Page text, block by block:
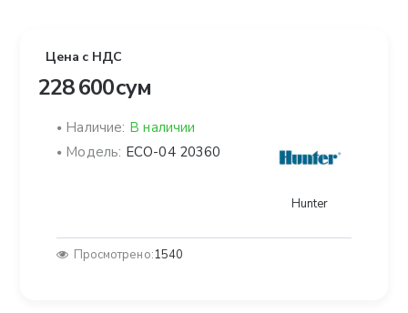
Цена с НДС
228 600 сум
Наличие: В наличии
Модель: ECO-04 20360
Hunter
Просмотрено:1540